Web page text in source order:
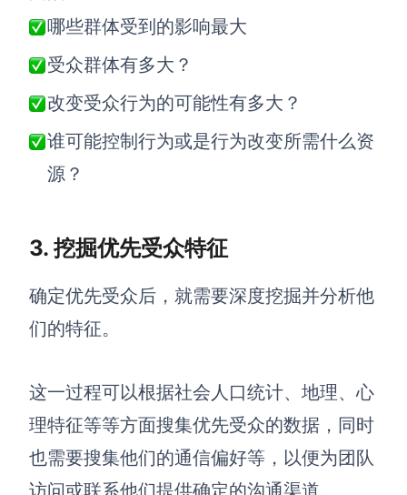
客户案例
企业版申请试用
满足企业级团队协作和管理需求
探索创意灵感与高效协作技巧
定价
哪些群体受到的影响最大
受众群体有多大？
改变受众行为的可能性有多大？
谁可能控制行为或是行为改变所需什么资
源？
3. 挖掘优先受众特征
确定优先受众后，就需要深度挖掘并分析他
们的特征。
这一过程可以根据社会人口统计、地理、心
理特征等等方面搜集优先受众的数据，同时
也需要搜集他们的通信偏好等，以便为团队